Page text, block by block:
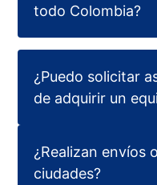
todo Colombia?
¿Puedo solicitar
de adquirir un
¿Realizan envíos
ciudades?